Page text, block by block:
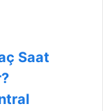
Saat